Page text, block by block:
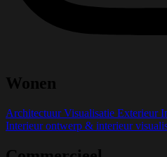
Wonen
Architectuur Visualisatie Exterieur
Interieur ontwerp & interieur